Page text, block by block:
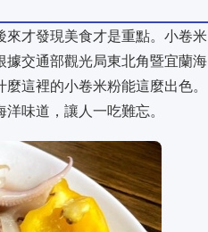
才發現美食才是重點。小卷米
交通部觀光局東北角暨宜蘭海
這裡的小卷米粉能這麼出色。
味道，讓人一吃難忘。